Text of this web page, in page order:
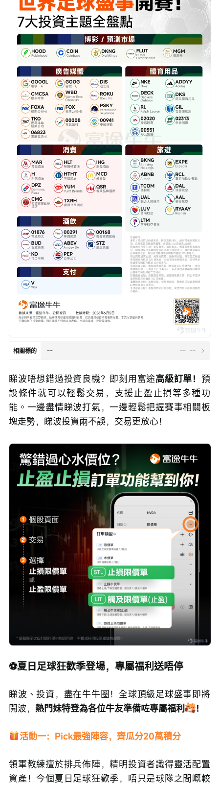
相關標的 -- -- --
睇波唔想錯過投資良機？即刻用富途高級訂單！預
設條件就可以輕鬆交易，支援止盈止損等多種功
能。一邊盡情睇波打氣，一邊輕鬆把握賽事相關板
塊走勢，睇波投資兩不誤，交易更放心！
⚽️夏日足球狂歡季登場，專屬福利送唔停
睇波、投資，盡在牛牛圈！全球頂級足球盛事即將
開波， 熱門妹特登為各位牛友準備咗專屬福利 ！
活動一：Pick最強陣容，齊瓜分20萬積分
領軍教練擅於排兵佈陣，精明投資者識得靈活配置
資產！今個夏日足球狂歡季，唔只是球隊之間嘅較